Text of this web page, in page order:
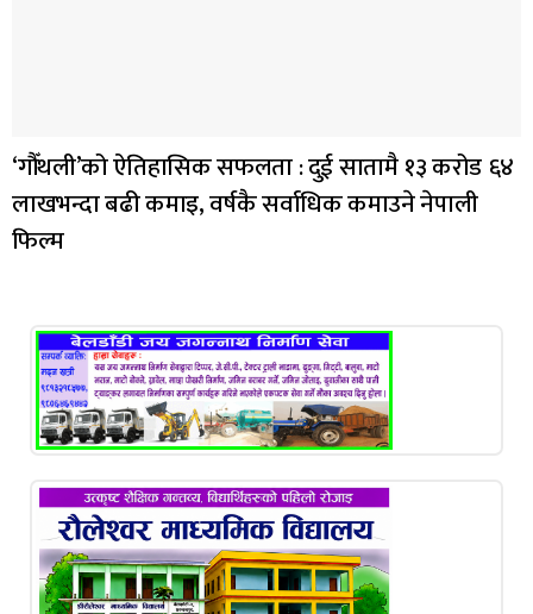
‘गौँथली’को ऐतिहासिक सफलता : दुई सातामै १३ करोड ६४
लाखभन्दा बढी कमाइ, वर्षकै सर्वाधिक कमाउने नेपाली
फिल्म